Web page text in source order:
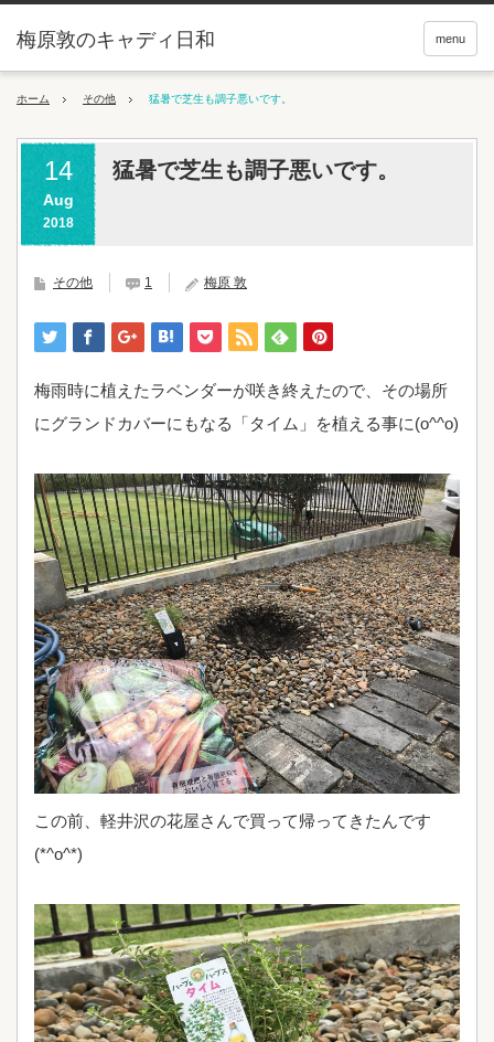
menu
梅原敦のキャディ日和
ホーム その他 猛暑で芝生も調子悪いです。
14
Aug
2018
猛暑で芝生も調子悪いです。
その他 1 梅原 敦
梅雨時に植えたラベンダーが咲き終えたので、その場所
にグランドカバーにもなる「タイム」を植える事に(o^^o)
この前、軽井沢の花屋さんで買って帰ってきたんです
(*^o^*)